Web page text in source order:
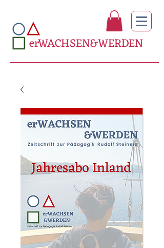
erWACHSEN&WERDEN